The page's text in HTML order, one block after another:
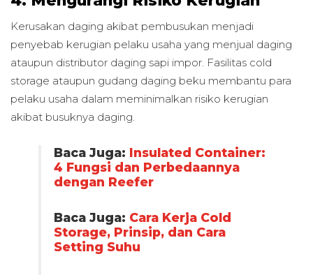
Kerusakan daging akibat pembusukan menjadi
penyebab kerugian pelaku usaha yang menjual daging
ataupun distributor daging sapi impor. Fasilitas cold
storage ataupun gudang daging beku membantu para
pelaku usaha dalam meminimalkan risiko kerugian
akibat busuknya daging.
Baca Juga: Insulated Container:
4 Fungsi dan Perbedaannya
dengan Reefer
Baca Juga: Cara Kerja Cold
Storage, Prinsip, dan Cara
Setting Suhu